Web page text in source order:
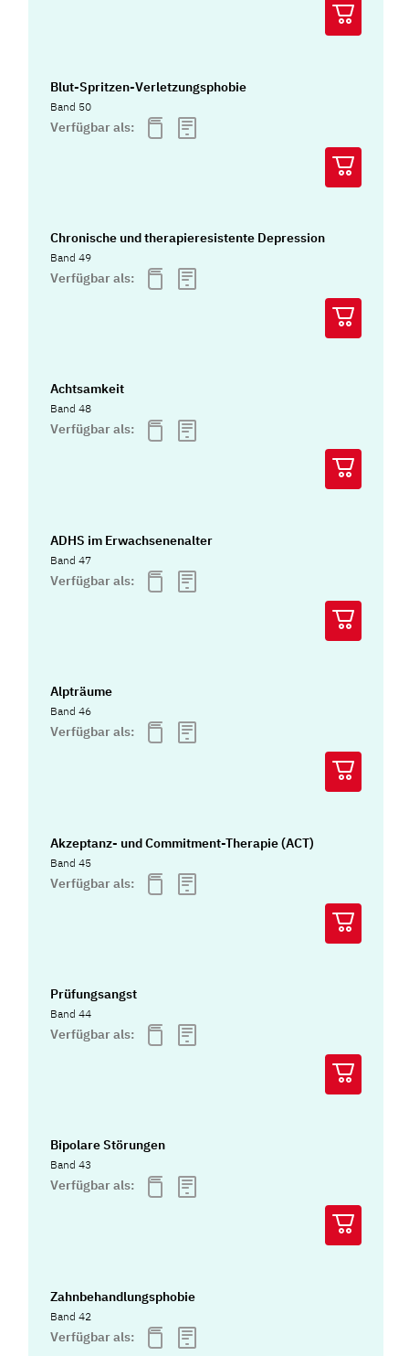
Blut-Spritzen-Verletzungsphobie
Band 50
Verfügbar als:
Chronische und therapieresistente Depression
Band 49
Verfügbar als:
Achtsamkeit
Band 48
Verfügbar als:
ADHS im Erwachsenenalter
Band 47
Verfügbar als:
Alpträume
Band 46
Verfügbar als:
Akzeptanz- und Commitment-Therapie (ACT)
Band 45
Verfügbar als:
Prüfungsangst
Band 44
Verfügbar als:
Bipolare Störungen
Band 43
Verfügbar als:
Zahnbehandlungsphobie
Band 42
Verfügbar als: